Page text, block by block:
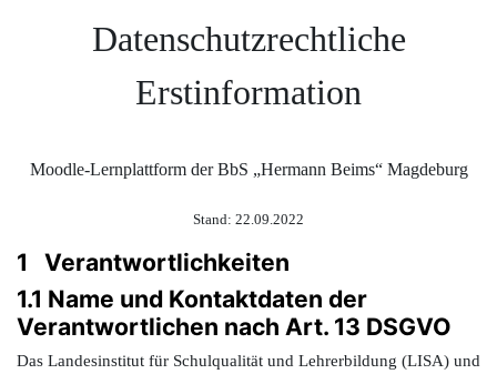
Datenschutzrechtliche
Erstinformation
Moodle-Lernplattform der BbS „Hermann Beims“ Magdeburg
Stand: 22.09.2022
1 Verantwortlichkeiten
1.1 Name und Kontaktdaten der
Verantwortlichen nach Art. 13 DSGVO
Das Landesinstitut für Schulqualität und Lehrerbildung (LISA) und